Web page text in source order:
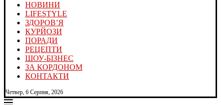
НОВИНИ
LIFESTYLE
ЗДОРОВ’Я
КУРЙОЗИ
ПОРАДИ
РЕЦЕПТИ
ШОУ-БІЗНЕС
ЗА КОРДОНОМ
КОНТАКТИ
Четвер, 6 Серпня, 2026